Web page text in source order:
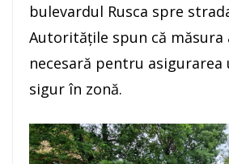
bulevardul Rusca spre
Autoritățile spun că măsura
necesară pentru
sigur în zonă.